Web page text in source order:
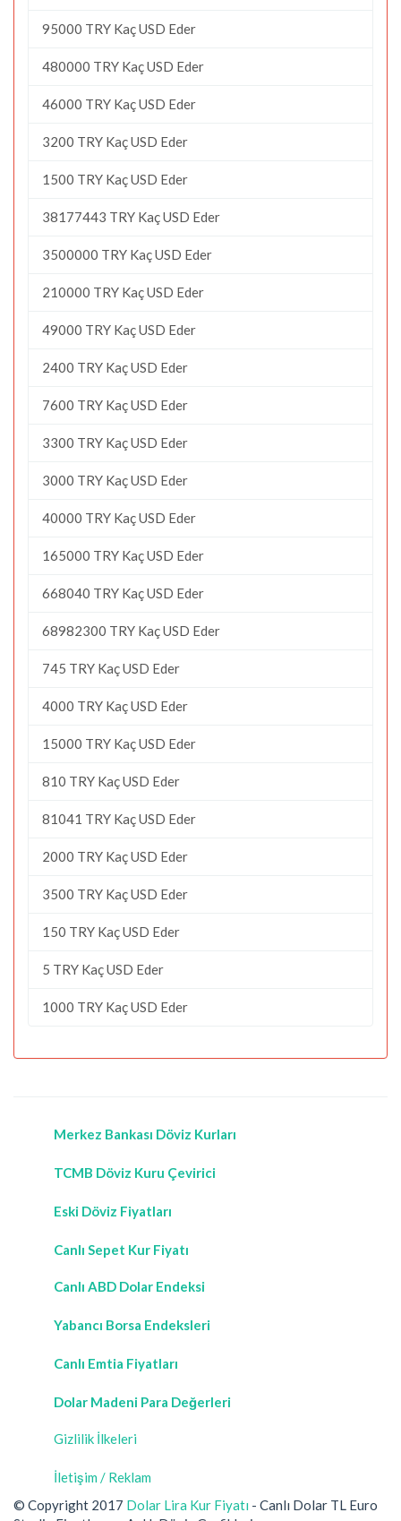
95000 TRY Kaç USD Eder
480000 TRY Kaç USD Eder
46000 TRY Kaç USD Eder
3200 TRY Kaç USD Eder
1500 TRY Kaç USD Eder
38177443 TRY Kaç USD Eder
3500000 TRY Kaç USD Eder
210000 TRY Kaç USD Eder
49000 TRY Kaç USD Eder
2400 TRY Kaç USD Eder
7600 TRY Kaç USD Eder
3300 TRY Kaç USD Eder
3000 TRY Kaç USD Eder
40000 TRY Kaç USD Eder
165000 TRY Kaç USD Eder
668040 TRY Kaç USD Eder
68982300 TRY Kaç USD Eder
745 TRY Kaç USD Eder
4000 TRY Kaç USD Eder
15000 TRY Kaç USD Eder
810 TRY Kaç USD Eder
81041 TRY Kaç USD Eder
2000 TRY Kaç USD Eder
3500 TRY Kaç USD Eder
150 TRY Kaç USD Eder
5 TRY Kaç USD Eder
1000 TRY Kaç USD Eder
Merkez Bankası Döviz Kurları
TCMB Döviz Kuru Çevirici
Eski Döviz Fiyatları
Canlı Sepet Kur Fiyatı
Canlı ABD Dolar Endeksi
Yabancı Borsa Endeksleri
Canlı Emtia Fiyatları
Dolar Madeni Para Değerleri
Gizlilik İlkeleri
İletişim / Reklam
© Copyright 2017 Dolar Lira Kur Fiyatı - Canlı Dolar TL Euro